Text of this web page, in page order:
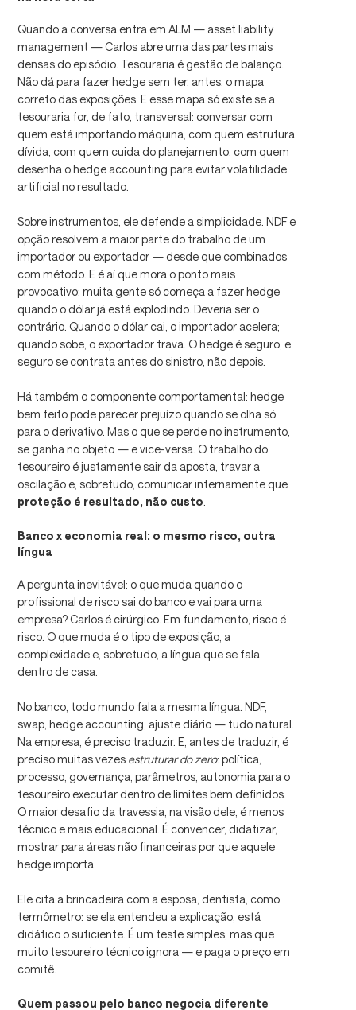
Quando a conversa entra em ALM — asset liability
management — Carlos abre uma das partes mais
densas do episódio. Tesouraria é gestão de balanço.
Não dá para fazer hedge sem ter, antes, o mapa
correto das exposições. E esse mapa só existe se a
tesouraria for, de fato, transversal: conversar com
quem está importando máquina, com quem estrutura
dívida, com quem cuida do planejamento, com quem
desenha o hedge accounting para evitar volatilidade
artificial no resultado.
Sobre instrumentos, ele defende a simplicidade. NDF e
opção resolvem a maior parte do trabalho de um
importador ou exportador — desde que combinados
com método. E é aí que mora o ponto mais
provocativo: muita gente só começa a fazer hedge
quando o dólar já está explodindo. Deveria ser o
contrário. Quando o dólar cai, o importador acelera;
quando sobe, o exportador trava. O hedge é seguro, e
seguro se contrata antes do sinistro, não depois.
Há também o componente comportamental: hedge
bem feito pode parecer prejuízo quando se olha só
para o derivativo. Mas o que se perde no instrumento,
se ganha no objeto — e vice-versa. O trabalho do
tesoureiro é justamente sair da aposta, travar a
oscilação e, sobretudo, comunicar internamente que
proteção é resultado, não custo.
Banco x economia real: o mesmo risco, outra
língua
A pergunta inevitável: o que muda quando o
profissional de risco sai do banco e vai para uma
empresa? Carlos é cirúrgico. Em fundamento, risco é
risco. O que muda é o tipo de exposição, a
complexidade e, sobretudo, a língua que se fala
dentro de casa.
No banco, todo mundo fala a mesma língua. NDF,
swap, hedge accounting, ajuste diário — tudo natural.
Na empresa, é preciso traduzir. E, antes de traduzir, é
preciso muitas vezes estruturar do zero: política,
processo, governança, parâmetros, autonomia para o
tesoureiro executar dentro de limites bem definidos.
O maior desafio da travessia, na visão dele, é menos
técnico e mais educacional. É convencer, didatizar,
mostrar para áreas não financeiras por que aquele
hedge importa.
Ele cita a brincadeira com a esposa, dentista, como
termômetro: se ela entendeu a explicação, está
didático o suficiente. É um teste simples, mas que
muito tesoureiro técnico ignora — e paga o preço em
comitê.
Quem passou pelo banco negocia diferente